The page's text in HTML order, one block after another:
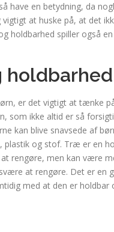
have en betydning, da
at huske på, at det
holdbarhed spiller også
holdbarhed
er det vigtigt at tænke
som ikke altid er så
kan blive snavsede af
og stof. Træ er en
rengøre, men kan være
at rengøre. Det er en
med at den er holdbar